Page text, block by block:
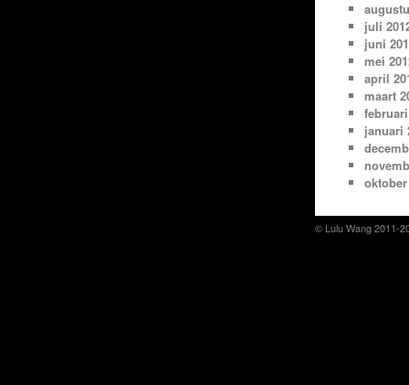
juli
juni
mei
april
maart
januari
oktober
© Lulu Wang 2011-